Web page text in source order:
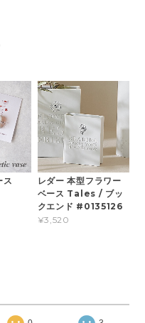
ス
レダー 本型フラワー
ベース Tales / ブッ
クエンド #0135126
¥3,520